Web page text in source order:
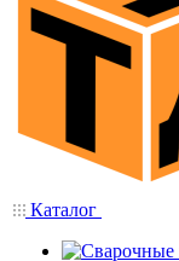
Каталог